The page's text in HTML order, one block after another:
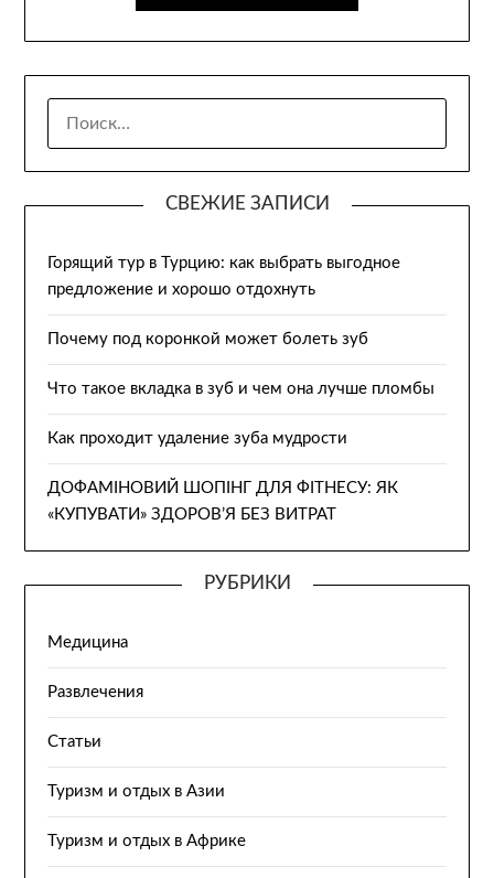
СВЕЖИЕ ЗАПИСИ
Горящий тур в Турцию: как выбрать выгодное
предложение и хорошо отдохнуть
Почему под коронкой может болеть зуб
Что такое вкладка в зуб и чем она лучше пломбы
Как проходит удаление зуба мудрости
ДОФАМІНОВИЙ ШОПІНГ ДЛЯ ФІТНЕСУ: ЯК
«КУПУВАТИ» ЗДОРОВ’Я БЕЗ ВИТРАТ
РУБРИКИ
Медицина
Развлечения
Статьи
Туризм и отдых в Азии
Туризм и отдых в Африке